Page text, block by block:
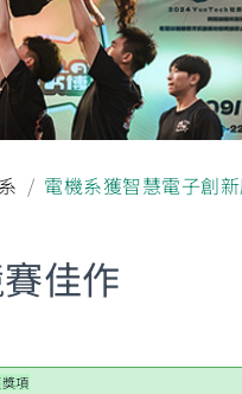
電機系獲智慧電子創
佳作
項